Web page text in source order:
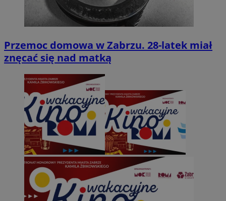
Przemoc domowa w Zabrzu. 28-latek miał
znęcać się nad matką